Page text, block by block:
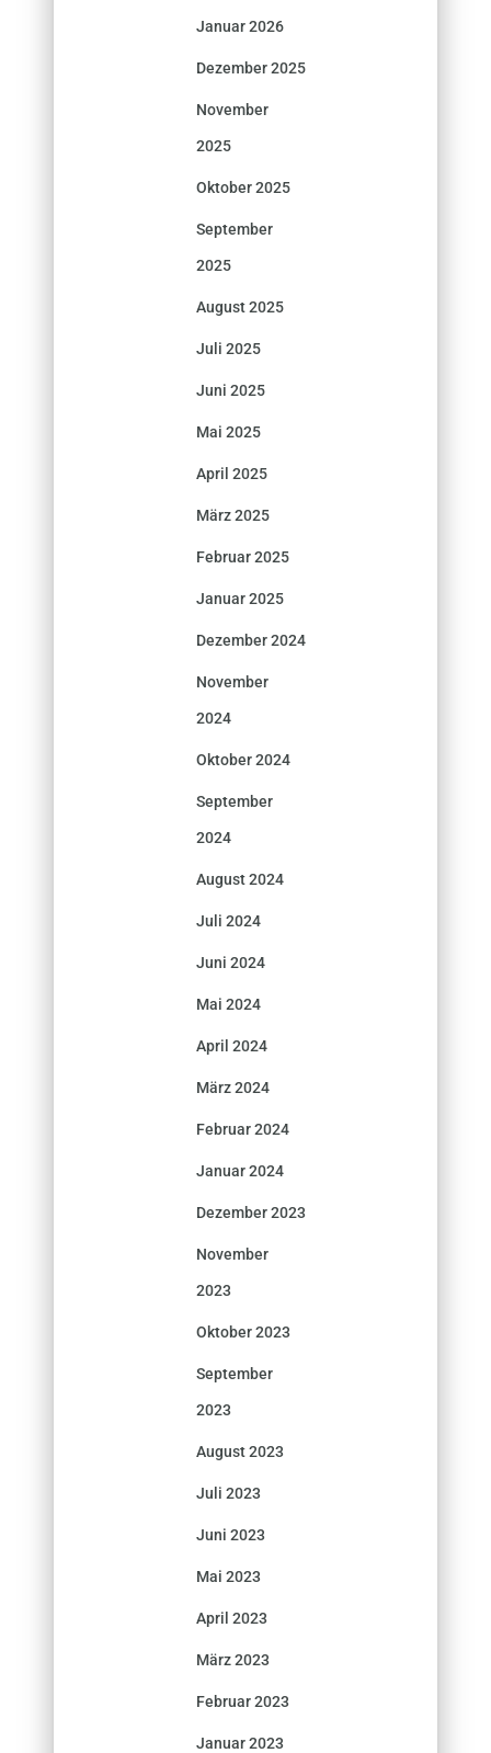
Januar 2026
Dezember 2025
November
2025
Oktober 2025
September
2025
August 2025
Juli 2025
Juni 2025
Mai 2025
April 2025
März 2025
Februar 2025
Januar 2025
Dezember 2024
November
2024
Oktober 2024
September
2024
August 2024
Juli 2024
Juni 2024
Mai 2024
April 2024
März 2024
Februar 2024
Januar 2024
Dezember 2023
November
2023
Oktober 2023
September
2023
August 2023
Juli 2023
Juni 2023
Mai 2023
April 2023
März 2023
Februar 2023
Januar 2023